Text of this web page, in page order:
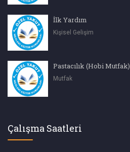
İlk Yardım
Kişisel Gelişim
Pastacılık (Hobi Mutfak)
Mutfak
Çalışma Saatleri